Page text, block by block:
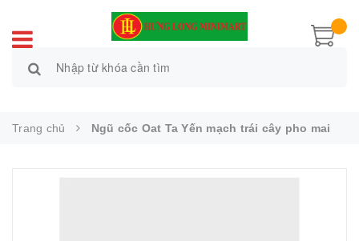
Trang chủ Ngũ cốc Oat Ta Yến mạch trái cây pho mai